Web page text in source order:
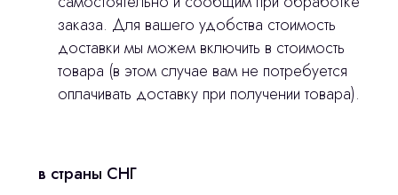
заказа. Для вашего удобства стоимость
доставки мы можем включить в стоимость
товара (в этом случае вам не потребуется
оплачивать доставку при получении товара).
в страны СНГ
Главная
Продукция
3D печать
Оплата и доставка